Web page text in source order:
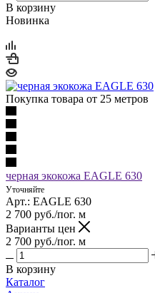
В корзину
Новинка
Покупка товара от 25 метров
черная экокожа EAGLE 630
Уточняйте
Арт.: EAGLE 630
2 700 руб./пог. м
Варианты цен
2 700 руб./пог. м
В корзину
Каталог